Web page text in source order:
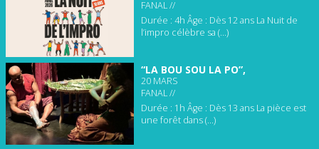
FANAL //
Durée : 4h Âge : Dès 12 ans La Nuit de
l’impro célèbre sa (...)
“LA BOU SOU LA PO”,
20 MARS
FANAL //
Durée : 1h Âge : Dès 13 ans La pièce est
une forêt dans (...)